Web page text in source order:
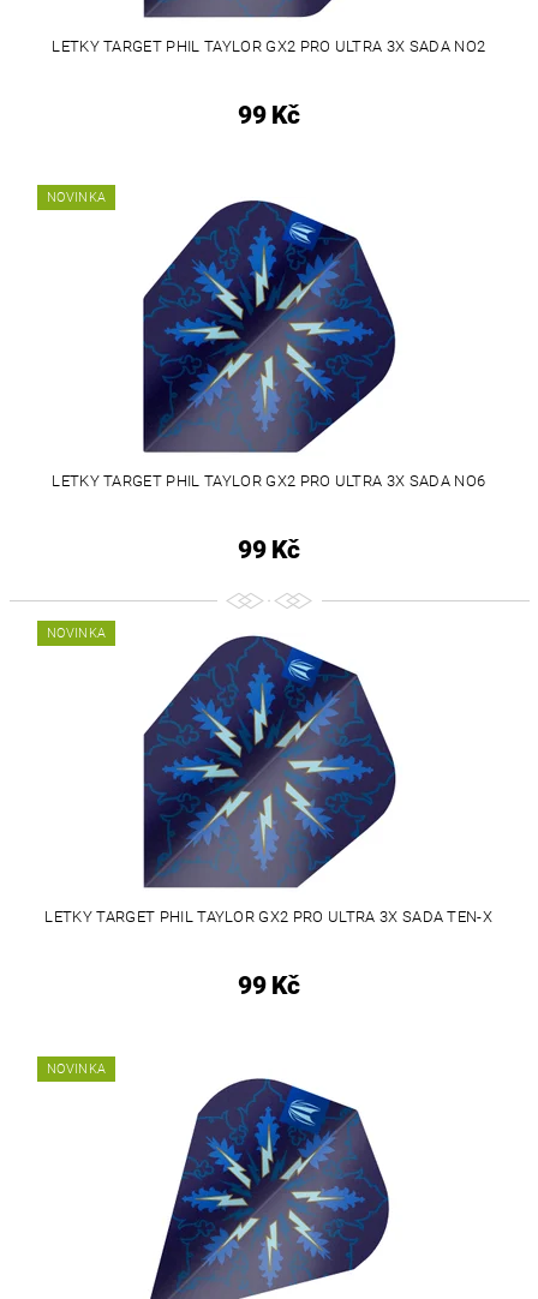
LETKY TARGET PHIL TAYLOR GX2 PRO ULTRA 3X SADA NO2
99 Kč
NOVINKA
LETKY TARGET PHIL TAYLOR GX2 PRO ULTRA 3X SADA NO6
99 Kč
NOVINKA
LETKY TARGET PHIL TAYLOR GX2 PRO ULTRA 3X SADA TEN-X
99 Kč
NOVINKA